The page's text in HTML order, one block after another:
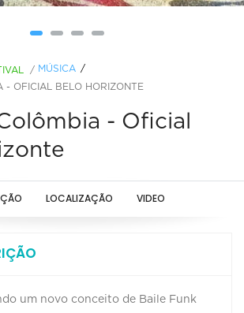
/ MÚSICA
- OFICIAL BELO HORIZONTE
- Oficial
LOCALIZAÇÃO VIDEO
um novo conceito de Baile Funk